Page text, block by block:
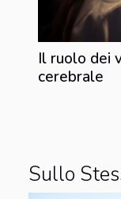
Il ruolo dei
cerebrale
Sullo